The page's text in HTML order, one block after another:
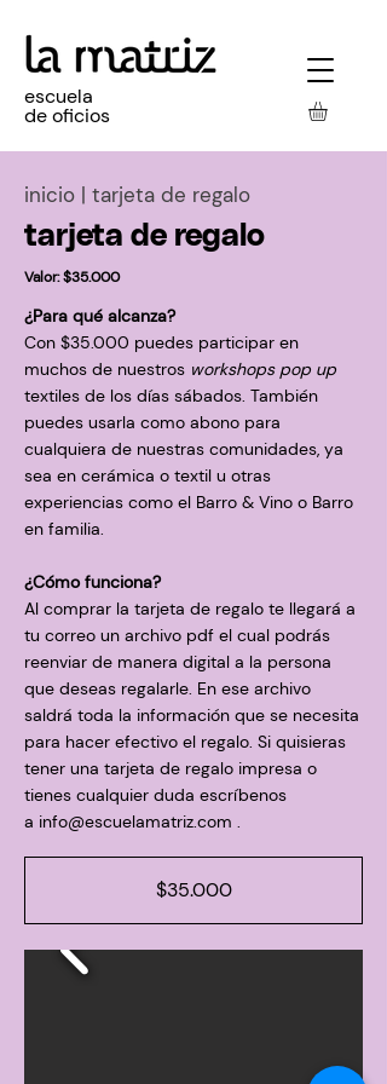
escuela
de oficios
inicio | tarjeta de regalo
tarjeta de regalo
Valor:$35.000
¿Para qué alcanza?
Con $35.000 puedes participar en
muchos de nuestros workshops pop up
textiles de los días sábados. También
puedes usarla como abono para
cualquiera de nuestras comunidades, ya
sea en cerámica o textil u otras
experiencias como el Barro & Vino o Barro
en familia.
¿Cómo funciona?
Al comprar la tarjeta de regalo te llegará a
tu correo un archivo pdf el cual podrás
reenviar de manera digital a la persona
que deseas regalarle. En ese archivo
saldrá toda la información que se necesita
para hacer efectivo el regalo. Si quisieras
tener una tarjeta de regalo impresa o
tienes cualquier duda escríbenos
a info@escuelamatriz.com .
$35.000